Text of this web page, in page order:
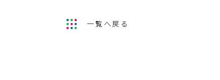
一覧へ戻る